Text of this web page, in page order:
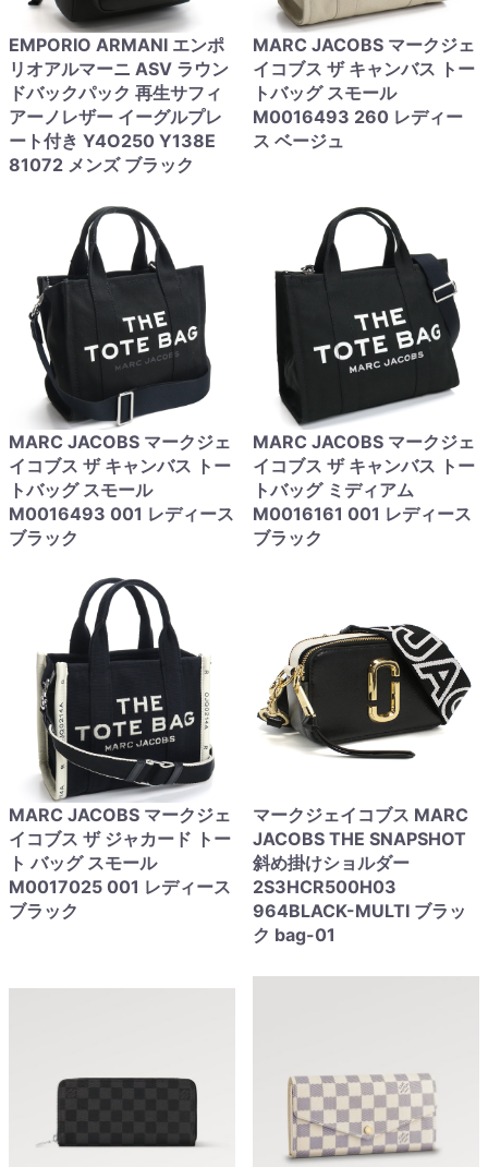
EMPORIO ARMANI エンポ
リオアルマーニ ASV ラウン
ドバックパック 再生サフィ
アーノレザー イーグルプレ
ート付き Y4O250 Y138E
81072 メンズ ブラック
MARC JACOBS マークジェ
イコブス ザ キャンバス トー
トバッグ スモール
M0016493 260 レディー
ス ベージュ
MARC JACOBS マークジェ
イコブス ザ キャンバス トー
トバッグ スモール
M0016493 001 レディース
ブラック
MARC JACOBS マークジェ
イコブス ザ キャンバス トー
トバッグ ミディアム
M0016161 001 レディース
ブラック
MARC JACOBS マークジェ
イコブス ザ ジャカード トー
ト バッグ スモール
M0017025 001 レディース
ブラック
マークジェイコブス MARC
JACOBS THE SNAPSHOT
斜め掛けショルダー
2S3HCR500H03
964BLACK-MULTI ブラッ
ク bag-01